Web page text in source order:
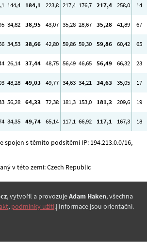
,1 144,4 184,1 223,8 217,4 176,7 217,4 258,0
14
34,82 38,95 43,07 35,28 28,67 35,28 41,89
67
34,53 38,66 42,80 59,86 59,30 59,86 60,42
65
26,14 37,44 48,75 56,49 46,65 56,49 66,32
23
48,28 49,03 49,77 34,63 34,21 34,63 35,05
17
56,28 64,33 72,38 181,3 153,0 181,3 209,6
19
34,35 49,74 65,14 117,1 66,92 117,1 167,3 18
spojen s těmito podsítěmi IP: 194.213.0.0/16,
v této zemi: Czech Republic
, vytvořil a provozujeAdam Haken, všechna
, podmínky užití.| Informace jsou orientační.